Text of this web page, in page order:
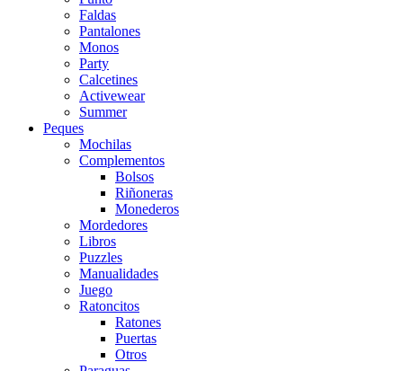
Faldas
Pantalones
Monos
Party
Calcetines
Activewear
Summer
Peques
Mochilas
Complementos
Bolsos
Riñoneras
Monederos
Mordedores
Libros
Puzzles
Manualidades
Juego
Ratoncitos
Ratones
Puertas
Otros